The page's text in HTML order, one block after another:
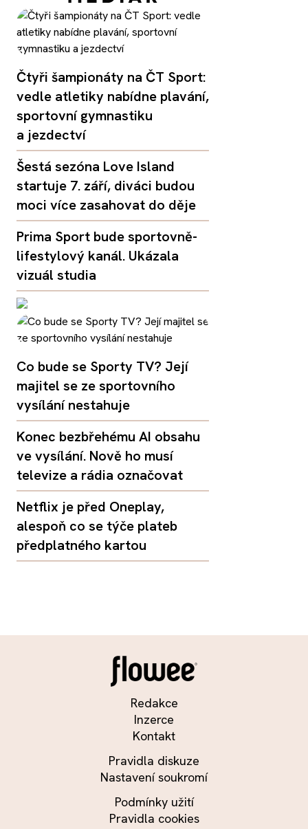
Čtyři šampionáty na ČT Sport:
vedle atletiky nabídne plavání,
sportovní gymnastiku
a jezdectví
Šestá sezóna Love Island
startuje 7. září, diváci budou
moci více zasahovat do děje
Prima Sport bude sportovně-
lifestylový kanál. Ukázala
vizuál studia
Co bude se Sporty TV? Její
majitel se ze sportovního
vysílání nestahuje
Konec bezbřehému AI obsahu
ve vysílání. Nově ho musí
televize a rádia označovat
Netflix je před Oneplay,
alespoň co se týče plateb
předplatného kartou
Redakce
Inzerce
Kontakt
Pravidla diskuze
Nastavení soukromí
Podmínky užití
Pravidla cookies